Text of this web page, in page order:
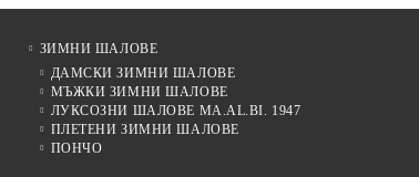
ЗИМНИ ШАЛОВЕ
ДАМСКИ ЗИМНИ ШАЛОВЕ
МЪЖКИ ЗИМНИ ШАЛОВЕ
ЛУКСОЗНИ ШАЛОВЕ MA.AL.BI. 1947
ПЛЕТЕНИ ЗИМНИ ШАЛОВЕ
ПОНЧО